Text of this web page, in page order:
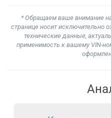
* Обращаем ваше внимание
странице носит исключительно
технические данные,
применимость к вашему VIN-